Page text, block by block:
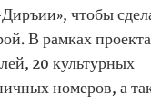
чтобы
В рамках
20 культурных
номеров, а